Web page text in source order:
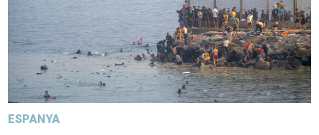
ESPANYA